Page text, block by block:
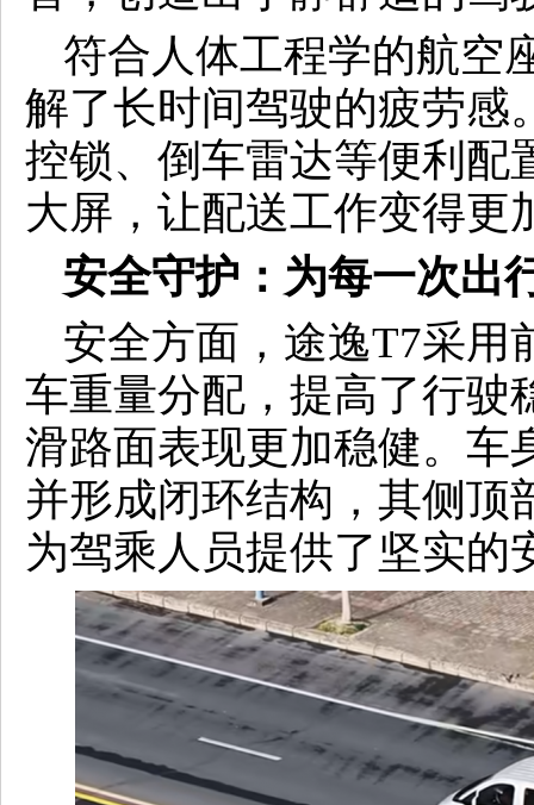
符合人体工程学的航空
解了长时间驾驶的疲劳感
控锁、倒车雷达等便利配
大屏，让配送工作变得更
安全守护：为每一次出
安全方面，途逸T7采用
车重量分配，提高了行驶
滑路面表现更加稳健。车
并形成闭环结构，其侧顶
为驾乘人员提供了坚实的